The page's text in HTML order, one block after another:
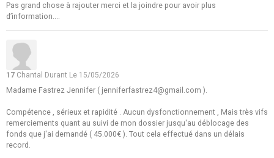
Pas grand chose à rajouter merci et la joindre pour avoir plus
d’information....
17 Chantal Durant Le 15/05/2026
Madame Fastrez Jennifer ( jenniferfastrez4@gmail.com ).
Compétence , sérieux et rapidité . Aucun dysfonctionnement , Mais très vifs
remerciements quant au suivi de mon dossier jusqu'au déblocage des
fonds que j'ai demandé ( 45.000€ ). Tout cela effectué dans un délais
record.